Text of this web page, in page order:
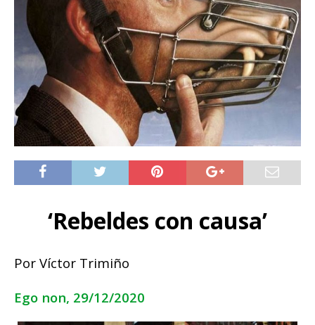
‘Rebeldes con causa’
Por Víctor Trimiño
Ego non, 29/12/2020